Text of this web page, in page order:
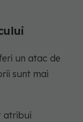
un atac de
sunt mai
atribui